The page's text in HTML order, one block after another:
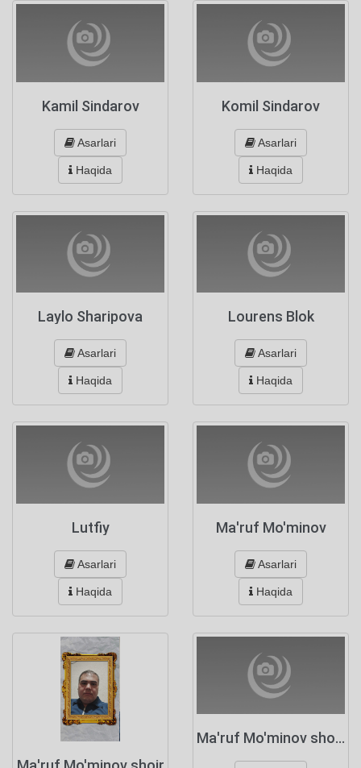
Kamil Sindarov
Asarlari
Haqida
Komil Sindarov
Asarlari
Haqida
Laylo Sharipova
Asarlari
Haqida
Lourens Blok
Asarlari
Haqida
Lutfiy
Asarlari
Haqida
Ma'ruf Mo'minov
Asarlari
Haqida
Ma'ruf Mo'minov shoir3